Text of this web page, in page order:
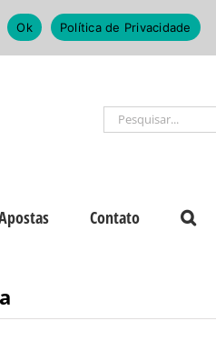
Buscar
resultados
Contato
Ok Política de Privacidade